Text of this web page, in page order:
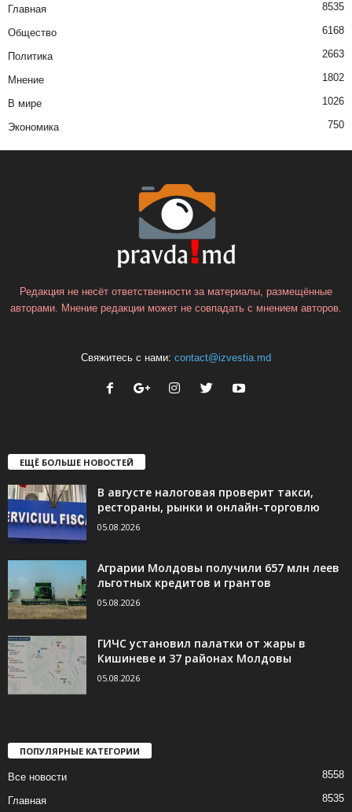
Главная 8535
Общество 6168
Политика 2663
Мнение 1802
В мире 1026
Экономика 750
Редакция не несёт ответственности за материалы, размещённые
авторами. Мнение редакции может не совпадать с мнением авторов.
Свяжитесь с нами: contact@izvestia.md
ЕЩЁ БОЛЬШЕ НОВОСТЕЙ
В августе налоговая проверит такси,
рестораны, рынки и онлайн-торговлю
05.08.2026
Аграрии Молдовы получили 657 млн леев
льготных кредитов и грантов
05.08.2026
ГИЧС установил палатки от жары в
Кишиневе и 37 районах Молдовы
05.08.2026
ПОПУЛЯРНЫЕ КАТЕГОРИИ
Все новости 8558
Главная 8535